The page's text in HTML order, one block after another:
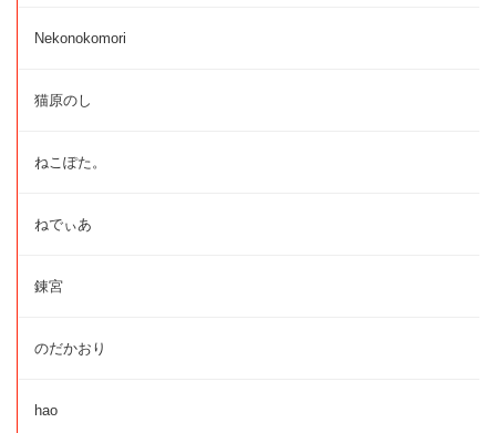
Nekonokomori
猫原のし
ねこぽた。
ねでぃあ
錬宮
のだかおり
hao